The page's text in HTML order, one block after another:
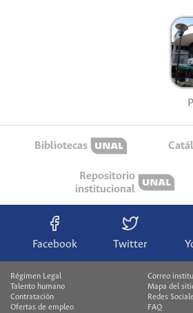
Bibliotecas
Repositorio
institucional
Facebook Twitter
Régimen Legal
Talento humano
Contratación
Ofertas de empleo
Correo
Mapa del
Redes
FAQ